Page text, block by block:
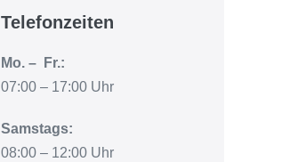
Telefonzeiten
Mo. – Fr.:
07:00 – 17:00 Uhr
Samstags:
08:00 – 12:00 Uhr